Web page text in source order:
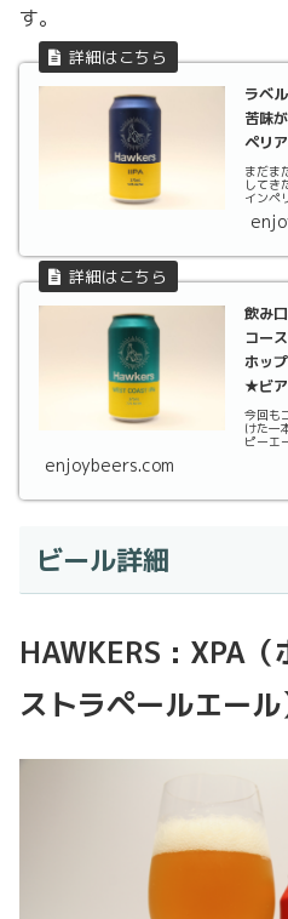
す。
ラベ
苦味
ペリ
まだま
してき
インペ
飲み
コー
ホッ
★ビ
今回も
けた一
ピーエ
enjoybeers.com
ビール詳細
HAWKERS : XPA
ストラペールエール